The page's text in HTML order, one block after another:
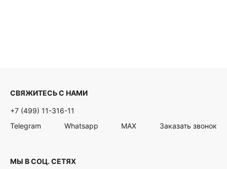
СВЯЖИТЕСЬ С НАМИ
+7 (499) 11-316-11
Telegram
Whatsapp MAX Заказать звонок
МЫ В СОЦ. СЕТЯХ